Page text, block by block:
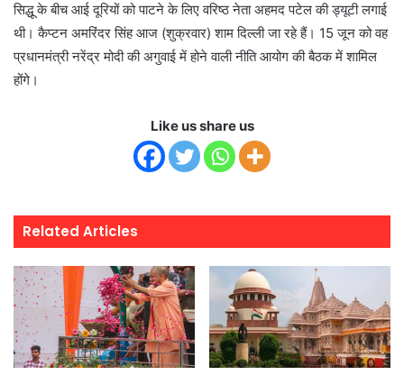
सिद्धू के बीच आई दूरियों को पाटने के लिए वरिष्ठ नेता अहमद पटेल की ड्यूटी लगाई
थी। कैप्टन अमरिंदर सिंह आज (शुक्रवार) शाम दिल्ली जा रहे हैं। 15 जून को वह
प्रधानमंत्री नरेंद्र मोदी की अगुवाई में होने वाली नीति आयोग की बैठक में शामिल
होंगे।
Like us share us
Related Articles